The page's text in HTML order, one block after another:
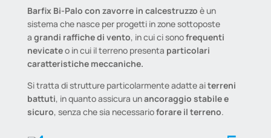
Barfix Bi-Palo con zavorre in calcestruzzo è un
sistema che nasce per progetti in zone sottoposte
a grandi raffiche di vento, in cui ci sonofrequenti
nevicateo in cui il terreno presenta particolari
caratteristiche meccaniche.
Si tratta di strutture particolarmente adatte aiterreni
battuti, in quanto assicura unancoraggio stabile e
sicuro, senza che sia necessarioforare il terreno.